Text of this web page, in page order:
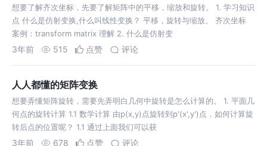
想要了解齐次坐标，先要了解矩阵中的平移，缩放和旋转。 1. 学习知识
点 什么是仿射变换,什么叫线性变换？ 平移，旋转与缩放。 齐次坐标
案例：transform matrix 理解 2. 什么是仿射变
3年前 515 点赞 评论
人人都懂的矩阵变换
想要弄懂矩阵旋转，需要先弄明白几何中旋转是怎么计算的。 1. 平面几
何点的旋转计算 1.1 数学计算 由p(x,y)点旋转到p'(x',y')点，如何计算旋
转后点的位置呢？ 1.1 通过上面我们可以获
3年前 678 点赞 评论